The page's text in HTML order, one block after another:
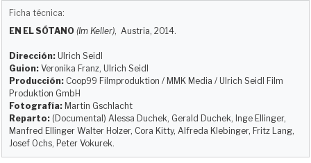
u
s
k
y
t
o
d
o
n
b
o
o
k
i
l
a
t
i
Ficha técnica:
EN EL SÓTANO (Im Keller), Austria, 2014.
Dirección: Ulrich Seidl
Guion: Veronika Franz, Ulrich Seidl
Producción: Coop99 Filmproduktion / MMK Media / Ulrich Seidl Film
Produktion GmbH
Fotografía: Martin Gschlacht
Reparto: (Documental) Alessa Duchek, Gerald Duchek, Inge Ellinger,
Manfred Ellinger Walter Holzer, Cora Kitty, Alfreda Klebinger, Fritz Lang,
Josef Ochs, Peter Vokurek.